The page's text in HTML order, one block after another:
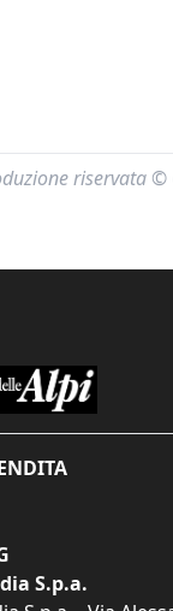
riservata ©
S.p.a.